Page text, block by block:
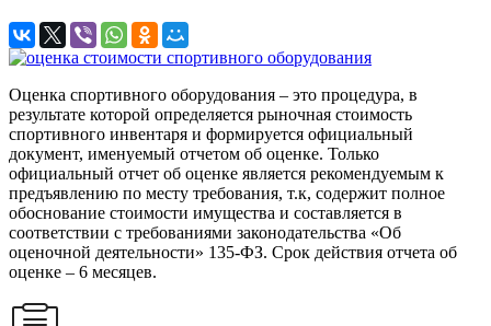
Оценка спортивного оборудования – это процедура, в
результате которой определяется рыночная стоимость
спортивного инвентаря и формируется официальный
документ, именуемый отчетом об оценке. Только
официальный отчет об оценке является рекомендуемым к
предъявлению по месту требования, т.к, содержит полное
обоснование стоимости имущества и составляется в
соответствии с требованиями законодательства «Об
оценочной деятельности» 135-ФЗ. Срок действия отчета об
оценке – 6 месяцев.